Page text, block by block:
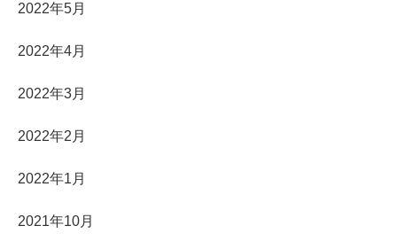
2022年5月
2022年4月
2022年3月
2022年2月
2022年1月
2021年10月